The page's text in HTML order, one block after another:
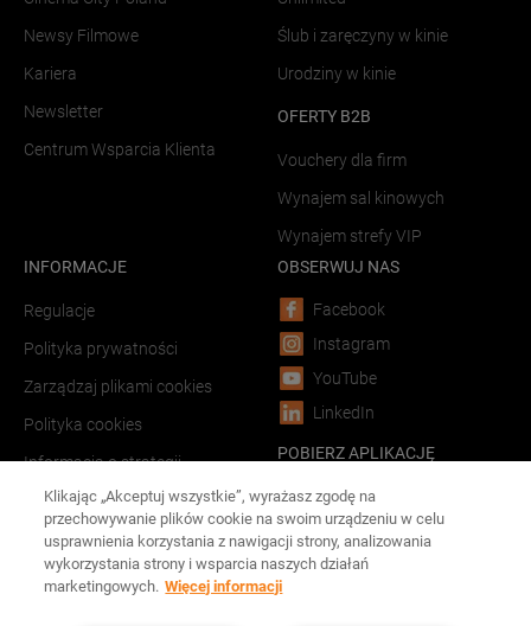
Newsy Filmowe
Kariera
Newsletter
Centrum Wsparcia Klienta
Ślub i zaręczyny w kinie
Urodziny w kinie
OFERTY B2B
Vouchery dla firm
Wynajem sal kinowych
Wynajem strefy VIP
INFORMACJE
Regulacje
Polityka prywatności
Zarządzaj plikami cookies
Polityka cookies
Informacja o strategii
LINKI
Forum Film Poland
OBSERWUJ NAS
Facebook
Instagram
YouTube
LinkedIn
POBIERZ APLIKACJĘ
Android
iOS
Klikając „Akceptuj wszystkie”, wyrażasz zgodę na
przechowywanie plików cookie na swoim urządzeniu w celu
usprawnienia korzystania z nawigacji strony, analizowania
wykorzystania strony i wsparcia naszych działań
marketingowych. Więcej informacji